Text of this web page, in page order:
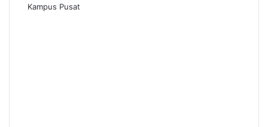
Kampus Pusat